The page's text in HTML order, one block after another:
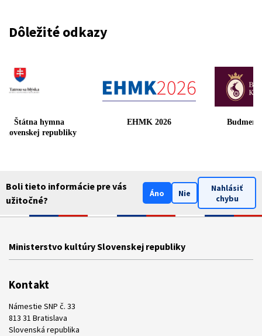
Dôležité odkazy
Štátna hymna
Slovenskej republiky
EHMK 2026
Boli tieto informácie pre vás
užitočné?
Áno Nie
Nahlásiť
chybu
Ministerstvo kultúry Slovenskej republiky
Kontakt
Námestie SNP č. 33
813 31 Bratislava
Slovenská republika